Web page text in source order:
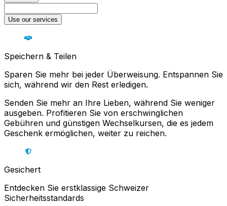
Use our services
Speichern & Teilen
Sparen Sie mehr bei jeder Überweisung. Entspannen Sie
sich, während wir den Rest erledigen.
Senden Sie mehr an Ihre Lieben, während Sie weniger
ausgeben. Profitieren Sie von erschwinglichen
Gebühren und günstigen Wechselkursen, die es jedem
Geschenk ermöglichen, weiter zu reichen.
Gesichert
Entdecken Sie erstklassige Schweizer
Sicherheitsstandards